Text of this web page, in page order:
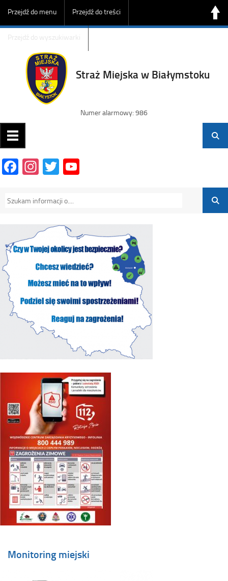
Przejdź do menu Przejdź do treści
Przejdź do wyszukiwarki
Straż Miejska w Białymstoku
Numer alarmowy: 986
Facebook
Instagram
Twitter
Monitoring miejski